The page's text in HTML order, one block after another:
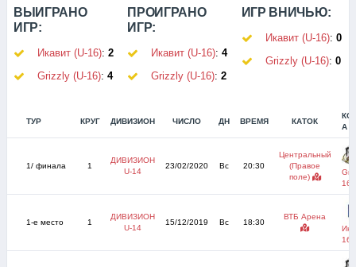
ВЫИГРАНО
ИГР:
Икавит (U-16): 2
Grizzly (U-16): 4
ПРОИГРАНО
ИГР:
Икавит (U-16):4
Grizzly (U-16):2
ИГР ВНИЧЬЮ:
Икавит (U-16): 0
Grizzly (U-16): 0
ТУР КРУГ ДИВИЗИОН ЧИСЛО ДН ВРЕМЯ КАТОК
А
1/ финала 1
ДИВИЗИОН
U-14
23/02/2020 Вс 20:30
Центральный
(Правое
поле)
16)
1-е место 1
ДИВИЗИОН
U-14
15/12/2019 Вс 18:30
ВТБ Арена
16)